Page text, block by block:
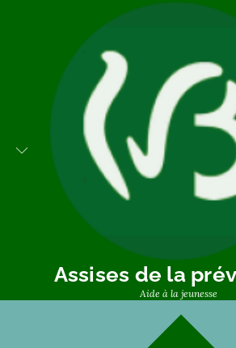
Assises de la
Aide à la jeunesse